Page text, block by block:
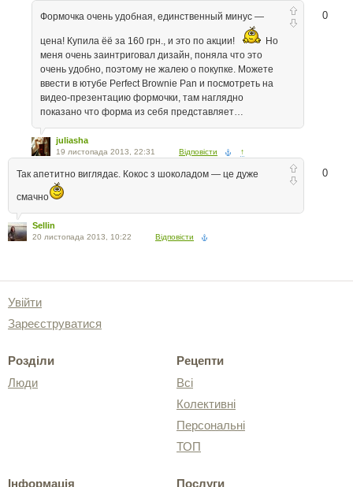
0
Формочка очень удобная, единственный минус —
цена! Купила ёё за 160 грн., и это по акции!
Но
меня очень заинтриговал дизайн, поняла что это
очень удобно, поэтому не жалею о покупке. Можете
ввести в ютубе Perfect Brownie Pan и посмотреть на
видео-презентацию формочки, там наглядно
показано что форма из себя представляет…
juliasha
19 листопада 2013, 22:31 Відповісти ↑
0
Так апетитно виглядає. Кокос з шоколадом — це дуже
смачно
Sellin
20 листопада 2013, 10:22 Відповісти
Увійти
Зареєструватися
Розділи
Люди
Рецепти
Всі
Колективні
Персональні
ТОП
Інформація Послуги